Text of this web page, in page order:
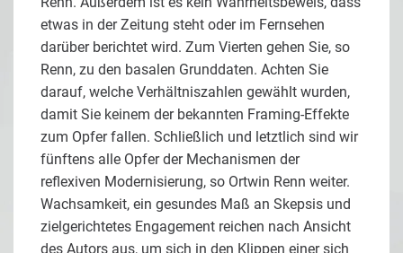
etwas in der Zeitung steht oder im Fernsehen
darüber berichtet wird. Zum Vierten gehen Sie, so
Renn, zu den basalen Grunddaten. Achten Sie
darauf, welche Verhältniszahlen gewählt wurden,
damit Sie keinem der bekannten Framing-Effekte
zum Opfer fallen. Schließlich und letztlich sind wir
fünftens alle Opfer der Mechanismen der
reflexiven Modernisierung, so Ortwin Renn weiter.
Wachsamkeit, ein gesundes Maß an Skepsis und
zielgerichtetes Engagement reichen nach Ansicht
des Autors aus, um sich in den Klippen einer sich